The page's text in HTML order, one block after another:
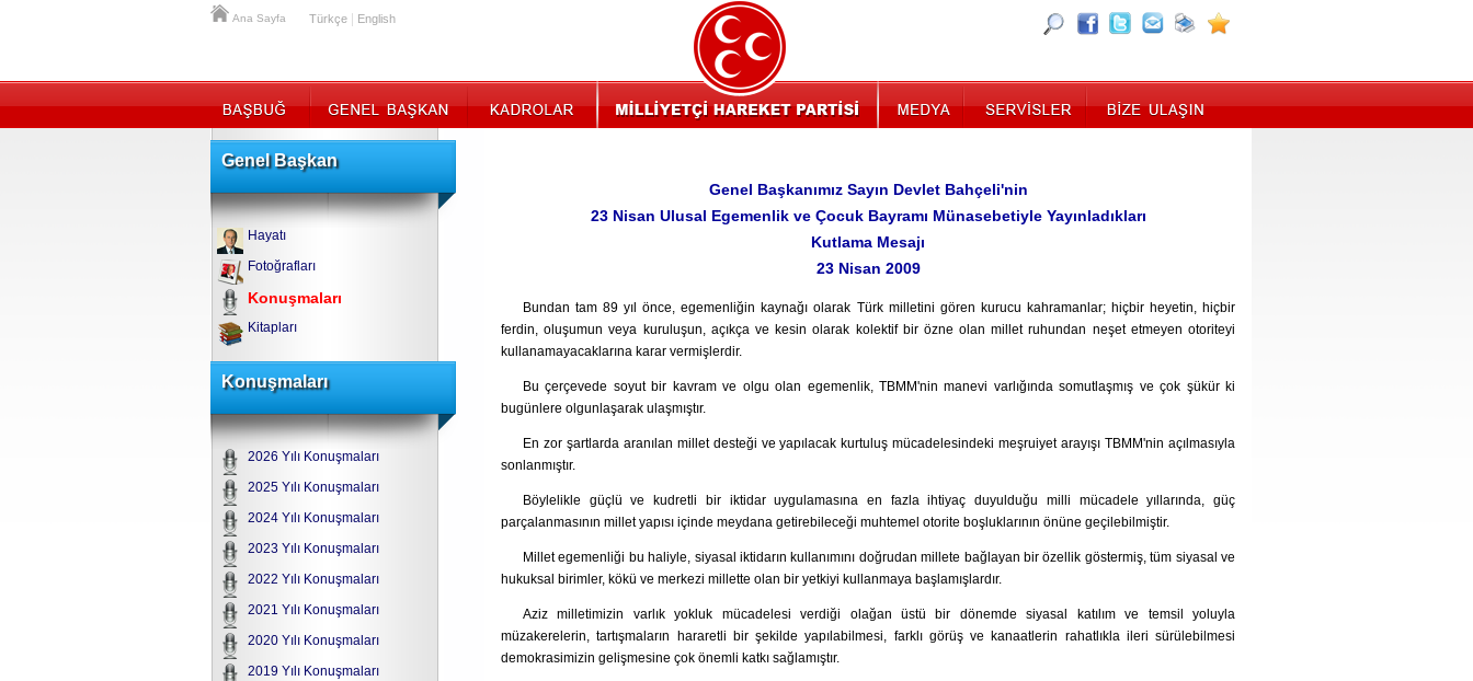
Ana Sayfa Türkçe English
Genel Başkan
Hayatı
Fotoğrafları
Konuşmaları
Kitapları
Konuşmaları
2026 Yılı Konuşmaları
2025 Yılı Konuşmaları
2024 Yılı Konuşmaları
2023 Yılı Konuşmaları
2022 Yılı Konuşmaları
2021 Yılı Konuşmaları
2020 Yılı Konuşmaları
2019 Yılı Konuşmaları
Genel Başkanımız Sayın Devlet Bahçeli'nin
23 Nisan Ulusal Egemenlik ve Çocuk Bayramı Münasebetiyle Yayınladıkları
Kutlama Mesajı
23 Nisan 2009
Bundan tam 89 yıl önce, egemenliğin kaynağı olarak Türk milletini gören kurucu kahramanlar; hiçbir heyetin, hiçbir
ferdin, oluşumun veya kuruluşun, açıkça ve kesin olarak kolektif bir özne olan millet ruhundan neşet etmeyen otoriteyi
kullanamayacaklarına karar vermişlerdir.
Bu çerçevede soyut bir kavram ve olgu olan egemenlik, TBMM'nin manevi varlığında somutlaşmış ve çok şükür ki
bugünlere olgunlaşarak ulaşmıştır.
En zor şartlarda aranılan millet desteği ve yapılacak kurtuluş mücadelesindeki meşruiyet arayışı TBMM'nin açılmasıyla
sonlanmıştır.
Böylelikle güçlü ve kudretli bir iktidar uygulamasına en fazla ihtiyaç duyulduğu milli mücadele yıllarında, güç
parçalanmasının millet yapısı içinde meydana getirebileceği muhtemel otorite boşluklarının önüne geçilebilmiştir.
Millet egemenliği bu haliyle, siyasal iktidarın kullanımını doğrudan millete bağlayan bir özellik göstermiş, tüm siyasal ve
hukuksal birimler, kökü ve merkezi millette olan bir yetkiyi kullanmaya başlamışlardır.
Aziz milletimizin varlık yokluk mücadelesi verdiği olağan üstü bir dönemde siyasal katılım ve temsil yoluyla
müzakerelerin, tartışmaların hararetli bir şekilde yapılabilmesi, farklı görüş ve kanaatlerin rahatlıkla ileri sürülebilmesi
demokrasimizin gelişmesine çok önemli katkı sağlamıştır.